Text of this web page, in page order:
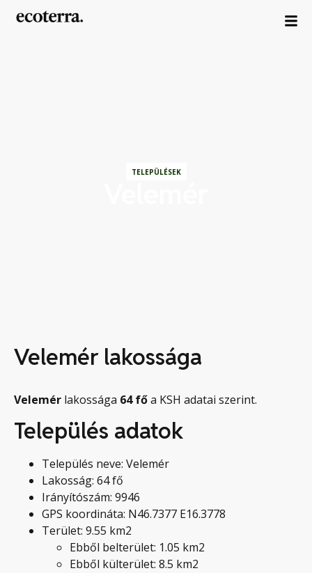
TELEPÜLÉSEK
Velemér lakossága
Velemér lakossága 64 főa KSH adatai szerint.
Település adatok
Település neve: Velemér
Lakosság: 64 fő
Irányítószám: 9946
GPS koordináta: N46.7377 E16.3778
Terület: 9.55 km2
Ebből belterület: 1.05 km2
Ebből külterület: 8.5 km2